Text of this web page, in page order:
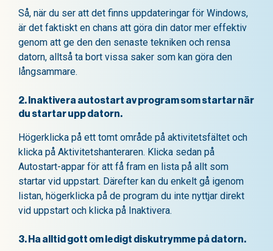
Så, när du ser att det finns uppdateringar för Windows,
är det faktiskt en chans att göra din dator mer effektiv
genom att ge den den senaste tekniken och rensa
datorn, alltså ta bort vissa saker som kan göra den
långsammare.
2. Inaktivera autostart av program som startar när
du startar upp datorn.
Högerklicka på ett tomt område på aktivitetsfältet och
klicka på Aktivitetshanteraren. Klicka sedan på
Autostart-appar för att få fram en lista på allt som
startar vid uppstart. Därefter kan du enkelt gå igenom
listan, högerklicka på de program du inte nyttjar direkt
vid uppstart och klicka på Inaktivera.
3. Ha alltid gott om ledigt diskutrymme på datorn.